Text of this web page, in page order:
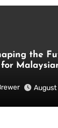
the
August